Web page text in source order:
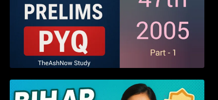
हम बिहारवासी: भाषाओं व संस्कृतियों की धरोहर “हमारा
बिहार”